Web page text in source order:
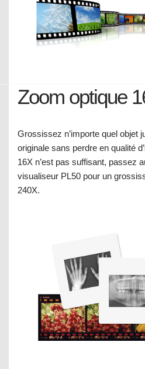
Zoom optique
Grossissez n’importe quel objet
originale sans perdre en qualité
16X n’est pas suffisant, passez
visualiseur PL50 pour un
240X.